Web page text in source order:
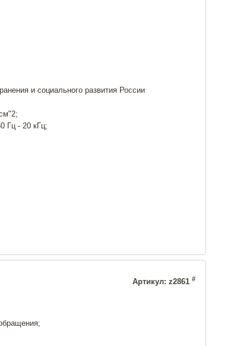
и социального развития России
Гц - 20 кГц;
Артикул: z2861 #